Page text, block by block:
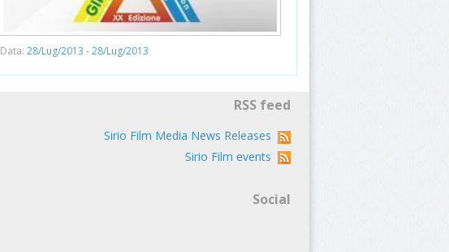
Data: 28/Lug/2013 - 28/Lug/2013
RSS feed
Sirio Film Media News Releases
Sirio Film events
Social